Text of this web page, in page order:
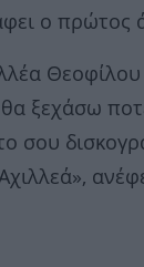
ο πρώτος
ξεχάσω
σου